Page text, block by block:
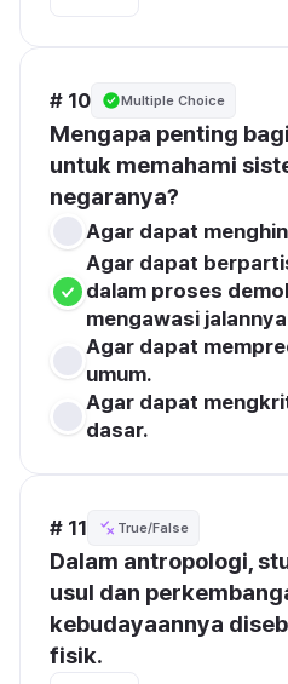
# 10 Multiple Choice
Mengapa penting
untuk memahami
negaranya?
Agar dapat
Agar dapat
dalam proses
mengawasi
Agar dapat
umum.
Agar dapat
dasar.
# 11 True/False
Dalam antropologi,
usul dan
kebudayaannya
fisik.